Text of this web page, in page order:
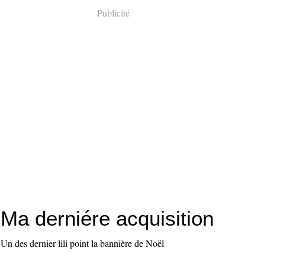
Publicité
Ma derniére acquisition
Un des dernier lili point la bannière de Noël